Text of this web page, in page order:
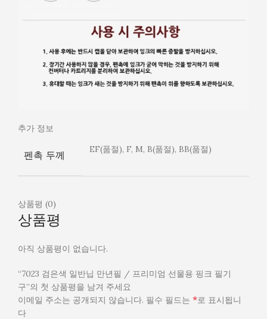
추가 정보
펜촉 두께 EF(품절), F, M, B(품절), BB(품절)
상품평 (0)
상품평
아직 상품평이 없습니다.
“7023 검은색 일반닙 만년필 / 프리미엄 선물용 핑크 필기
구”의 첫 상품평을 남겨 주세요
이메일 주소는 공개되지 않습니다. 필수 필드는 *로 표시됩니
다